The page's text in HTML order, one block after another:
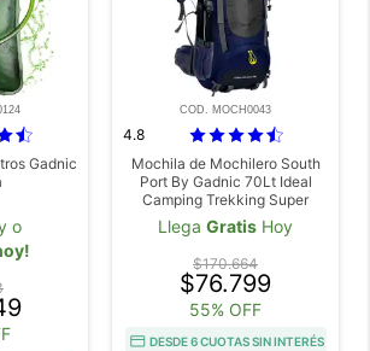
Gadnic
o
COD. MOCH0043
4.8
Mochila de Mochilero South
Port By Gadnic 70Lt Ideal
Camping Trekking Super
Resistente
Llega Gratis Hoy
$170.664
$76.799
55% OFF
DESDE 6 CUOTAS SIN INTERÉS